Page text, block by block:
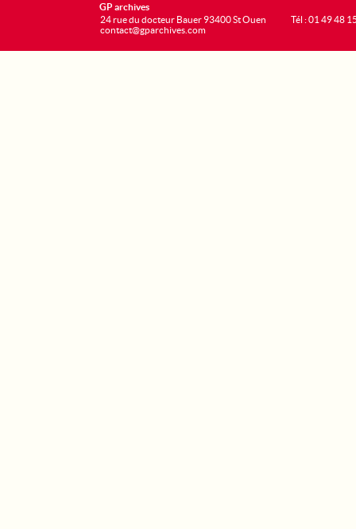
GP archives
24 rue du docteur Bauer 93400 St Ouen
contact@gparchives.com
Tél : 01 49 48